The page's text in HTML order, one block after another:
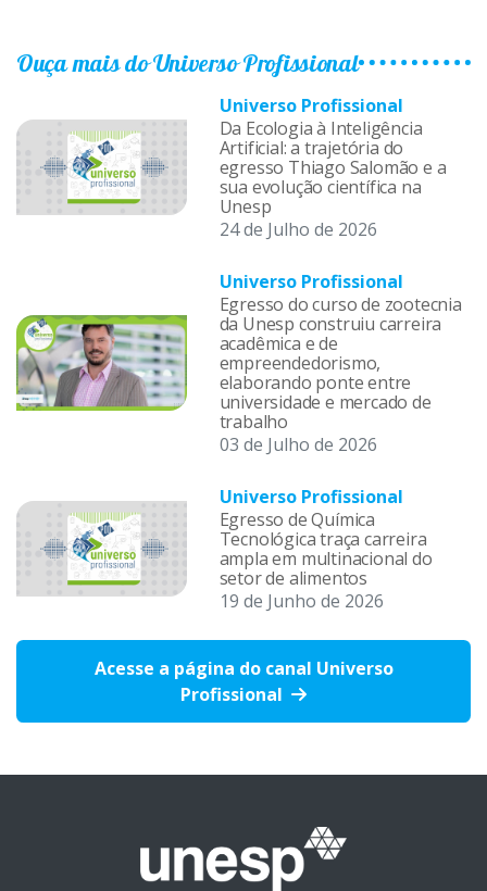
Ouça mais do Universo Profissional
Universo Profissional
Da Ecologia à Inteligência
Artificial: a trajetória do
egresso Thiago Salomão e a
sua evolução científica na
Unesp
24 de Julho de 2026
Universo Profissional
Egresso do curso de zootecnia
da Unesp construiu carreira
acadêmica e de
empreendedorismo,
elaborando ponte entre
universidade e mercado de
trabalho
03 de Julho de 2026
Universo Profissional
Egresso de Química
Tecnológica traça carreira
ampla em multinacional do
setor de alimentos
19 de Junho de 2026
Acesse a página do canal Universo
Profissional